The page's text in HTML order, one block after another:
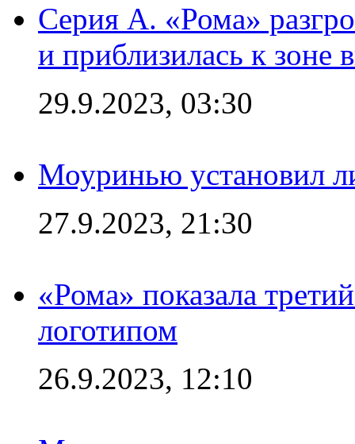
Серия А. «Рома»
и приблизилась к зоне
29.9.2023, 03:30
Моуринью установил
27.9.2023, 21:30
«Рома» показала
логотипом
26.9.2023, 12:10